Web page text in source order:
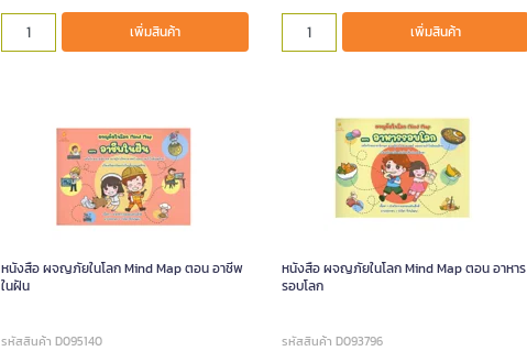
เพิ่มสินค้า เพิ่มสินค้า
หนังสือ ผจญภัยในโลก Mind Map ตอน อาชีพ
ในฝัน
รหัสสินค้า D095140
หนังสือ ผจญภัยในโลก Mind Map ตอน อาหาร
รอบโลก
รหัสสินค้า D093796